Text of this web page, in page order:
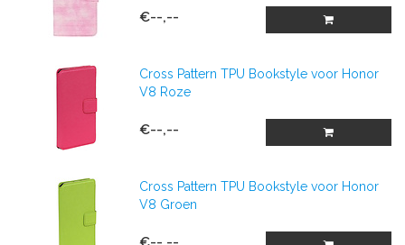
€--,--
Cross Pattern TPU Bookstyle voor Honor
V8 Roze
€--,--
Cross Pattern TPU Bookstyle voor Honor
V8 Groen